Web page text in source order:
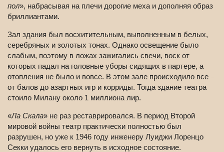
пол», набрасывая на плечи дорогие меха и дополняя образ
бриллиантами.
Зал здания был восхитительным, выполненным в белых,
серебряных и золотых тонах. Однако освещение было
слабым, поэтому в ложах зажигались свечи, воск от
которых падал на головные уборы сидящих в партере, а
отопления не было и вовсе. В этом зале происходило все –
от балов до азартных игр и корриды. Тогда здание театра
стоило Милану около 1 миллиона лир.
«Ла Скала» не раз реставрировался. В период Второй
мировой войны театр практически полностью был
разрушен, но уже к 1946 году инженеру Луиджи Лоренцо
Секки удалось его вернуть в исходное состояние.